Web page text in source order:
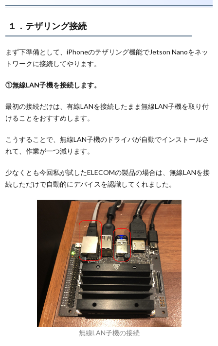
１．テザリング接続
まず下準備として、iPhoneのテザリング機能でJetson Nanoをネッ
トワークに接続してやります。
①無線LAN子機を接続します。
最初の接続だけは、有線LANを接続したまま無線LAN子機を取り付
けることをおすすめします。
こうすることで、無線LAN子機のドライバが自動でインストールさ
れて、作業が一つ減ります。
少なくとも今回私が試したELECOMの製品の場合は、無線LANを接
続しただけで自動的にデバイスを認識してくれました。
無線LAN子機の接続